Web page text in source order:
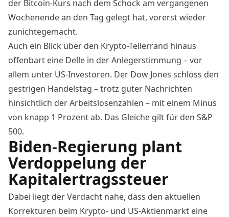
der Bitcoin-Kurs nach dem Schock am vergangenen
Wochenende an den Tag gelegt hat, vorerst wieder
zunichtegemacht.
Auch ein Blick über den Krypto-Tellerrand hinaus
offenbart eine Delle in der Anlegerstimmung – vor
allem unter US-Investoren. Der Dow Jones schloss den
gestrigen Handelstag – trotz guter Nachrichten
hinsichtlich der Arbeitslosenzahlen – mit einem Minus
von knapp 1 Prozent ab. Das Gleiche gilt für den S&P
500.
Biden-Regierung plant
Verdoppelung der
Kapitalertragssteuer
Dabei liegt der Verdacht nahe, dass den aktuellen
Korrekturen beim Krypto- und US-Aktienmarkt eine